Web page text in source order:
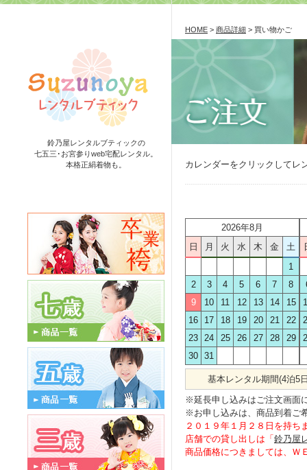
鈴乃屋レンタルブティックの
七五三･お宮参りweb宅配レンタル。
本格正絹着物も。
HOME > 商品詳細 > 買い物かご
カレンダーをクリックしてレ
2026年8月
日
月 火 水 木 金
土
1
2
3 4 5 6 7
8
9
10 11 12 13 14
15
16
17 18 19 20 21
22
23 24 25 26 27 28
29
30 31
基本レンタル期間(4泊5
※延長申し込みはご注文画
※お申し込みは、商品到着ご
２０１９年１月２８日を持ち
店舗での貸し出しは「 鈴乃屋
商品価格につきましては、Ｗ